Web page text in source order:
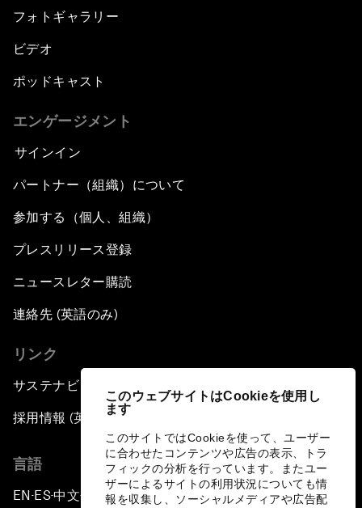
このウェブサイトはCookieを使用し
ます
このサイトではCookieを使って、ユーザー
に合わせたコンテンツや広告の表示、トラ
フィックの分析を行っています。またユー
ザーによるサイトの利用状況についても情
報を収集し、ソーシャルメディアや広告配
フォトギャラリー
ビデオ
ポッドキャスト
エンゲージメント
サインイン
パートナー（組織）について
参加する（個人、組織）
プレスリリース登録
ニュースレター購読
連絡先 (英語のみ)
リンク
サステナビリティへの取り組み
採用情報 (英語のみ)
言語
EN ▪ES▪中文▪ 日本語